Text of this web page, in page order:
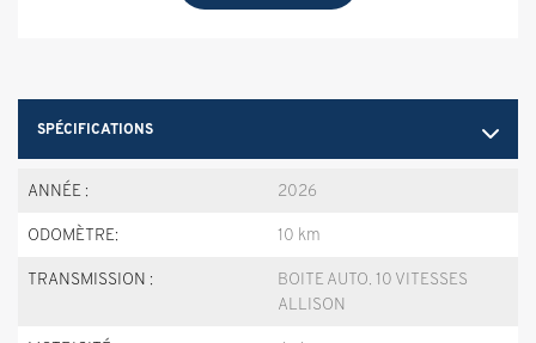
SPÉCIFICATIONS
ANNÉE : 2026
ODOMÈTRE: 10 km
TRANSMISSION :
BOITE AUTO. 10 VITESSES
ALLISON